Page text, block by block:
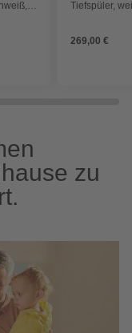
Tiefspüler,
269,00 €
zu